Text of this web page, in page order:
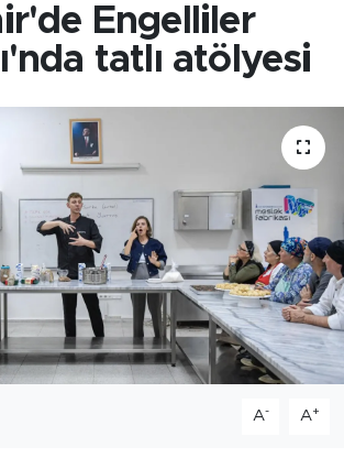
Engelliler
tatlı atölyesi
A- A+